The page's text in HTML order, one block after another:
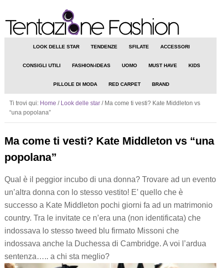
LOOK DELLE STAR TENDENZE SFILATE ACCESSORI
CONSIGLI UTILI FASHION-IDEAS UOMO MUST HAVE KIDS
PILLOLE DI MODA RED CARPET BRAND
Ti trovi qui: Home / Look delle star /Ma come ti vesti? Kate Middleton vs
“una popolana”
Ma come ti vesti? Kate Middleton vs “una
popolana”
Qual è il peggior incubo di una donna? Trovare ad un evento
un’altra donna con lo stesso vestito! E’ quello che è
successo a Kate Middleton pochi giorni fa ad un matrimonio
country. Tra le invitate ce n’era una (non identificata) che
indossava lo stesso tweed blu firmato Missoni che
indossava anche la Duchessa di Cambridge. A voi l’ardua
sentenza….. a chi sta meglio?